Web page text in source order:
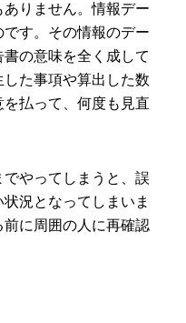
りません。情報デー
す。その情報のデー
の意味を全く成して
た事項や算出した数
払って、何度も見直
やってしまうと、誤
況となってしまいま
に周囲の人に再確認